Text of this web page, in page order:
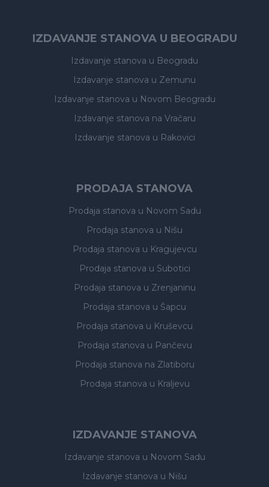
IZDAVANJE STANOVA U BEOGRADU
Izdavanje stanova u Beogradu
Izdavanje stanova u Zemunu
Izdavanje stanova u Novom Beogradu
Izdavanje stanova na Vračaru
Izdavanje stanova u Rakovici
PRODAJA STANOVA
Prodaja stanova u Novom Sadu
Prodaja stanova u Nišu
Prodaja stanova u Kragujevcu
Prodaja stanova u Subotici
Prodaja stanova u Zrenjaninu
Prodaja stanova u Šapcu
Prodaja stanova u Kruševcu
Prodaja stanova u Pančevu
Prodaja stanova na Zlatiboru
Prodaja stanova u Kraljevu
IZDAVANJE STANOVA
Izdavanje stanova u Novom Sadu
Izdavanje stanova u Nišu